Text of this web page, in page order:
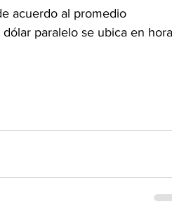
acuerdo al promedio
dólar paralelo se ubica en